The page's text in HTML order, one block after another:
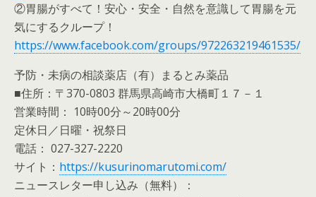
②胃腸がすべて！安心・安全・自然を意識して胃腸を元
気にするクループ！
https://www.facebook.com/groups/972263219461535/
予防・未病の相談薬店（有）まるとみ薬品
■住所：〒370-0803 群馬県高崎市大橋町１７－１
営業時間： 10時00分～20時00分
定休日／日曜・祝祭日
電話： 027-327-2220
サイト： https://kusurinomarutomi.com/
ニュースレター申し込み（無料）：